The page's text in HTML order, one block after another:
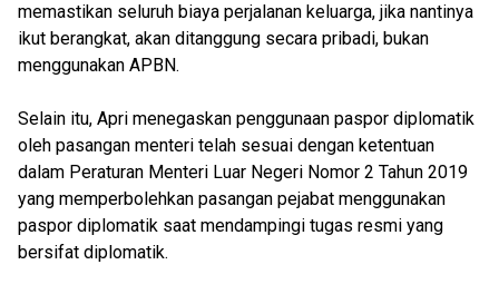
memastikan seluruh biaya perjalanan keluarga, jika nantinya
ikut berangkat, akan ditanggung secara pribadi, bukan
menggunakan APBN.
Selain itu, Apri menegaskan penggunaan paspor diplomatik
oleh pasangan menteri telah sesuai dengan ketentuan
dalam Peraturan Menteri Luar Negeri Nomor 2 Tahun 2019
yang memperbolehkan pasangan pejabat menggunakan
paspor diplomatik saat mendampingi tugas resmi yang
bersifat diplomatik.